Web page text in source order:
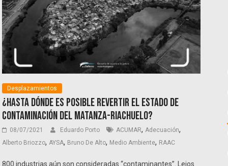
Desplazamientos
¿Hasta dónde es posible revertir el estado de
contaminación del Matanza-Riachuelo?
08/07/2021 Eduardo Porto ACUMAR, Adecuación,
Alberto Briozzo, AYSA, Bruno De Alto, Medio Ambiente, RAAC
800 industrias aún son consideradas “contaminantes”. Lejos